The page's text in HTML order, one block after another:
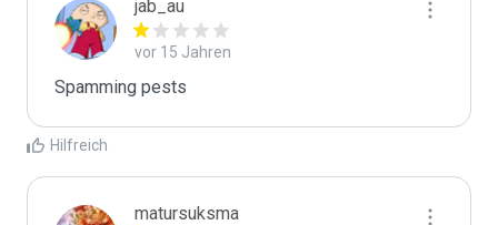
jab_au
vor 15 Jahren
Spamming pests
Hilfreich
matursuksma